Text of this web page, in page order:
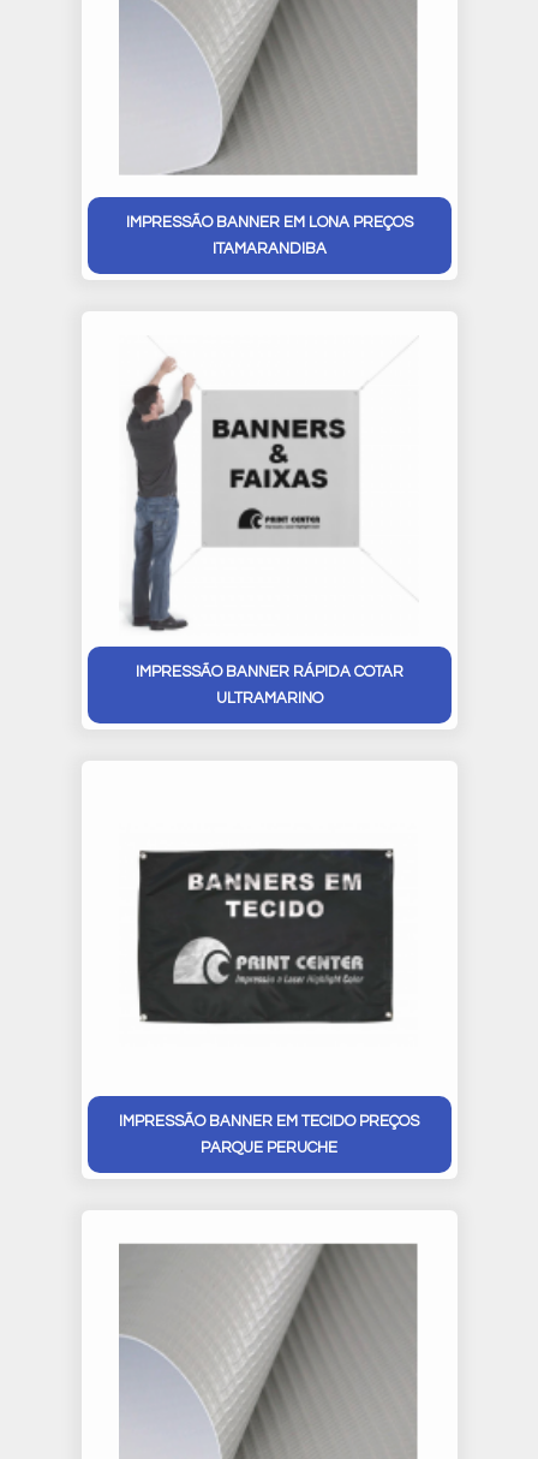
IMPRESSÃO BANNER EM LONA PREÇOS
ITAMARANDIBA
IMPRESSÃO BANNER RÁPIDA COTAR
ULTRAMARINO
IMPRESSÃO BANNER EM TECIDO PREÇOS
PARQUE PERUCHE